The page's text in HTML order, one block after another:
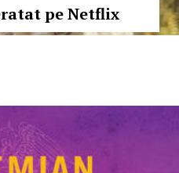
pe Netflix